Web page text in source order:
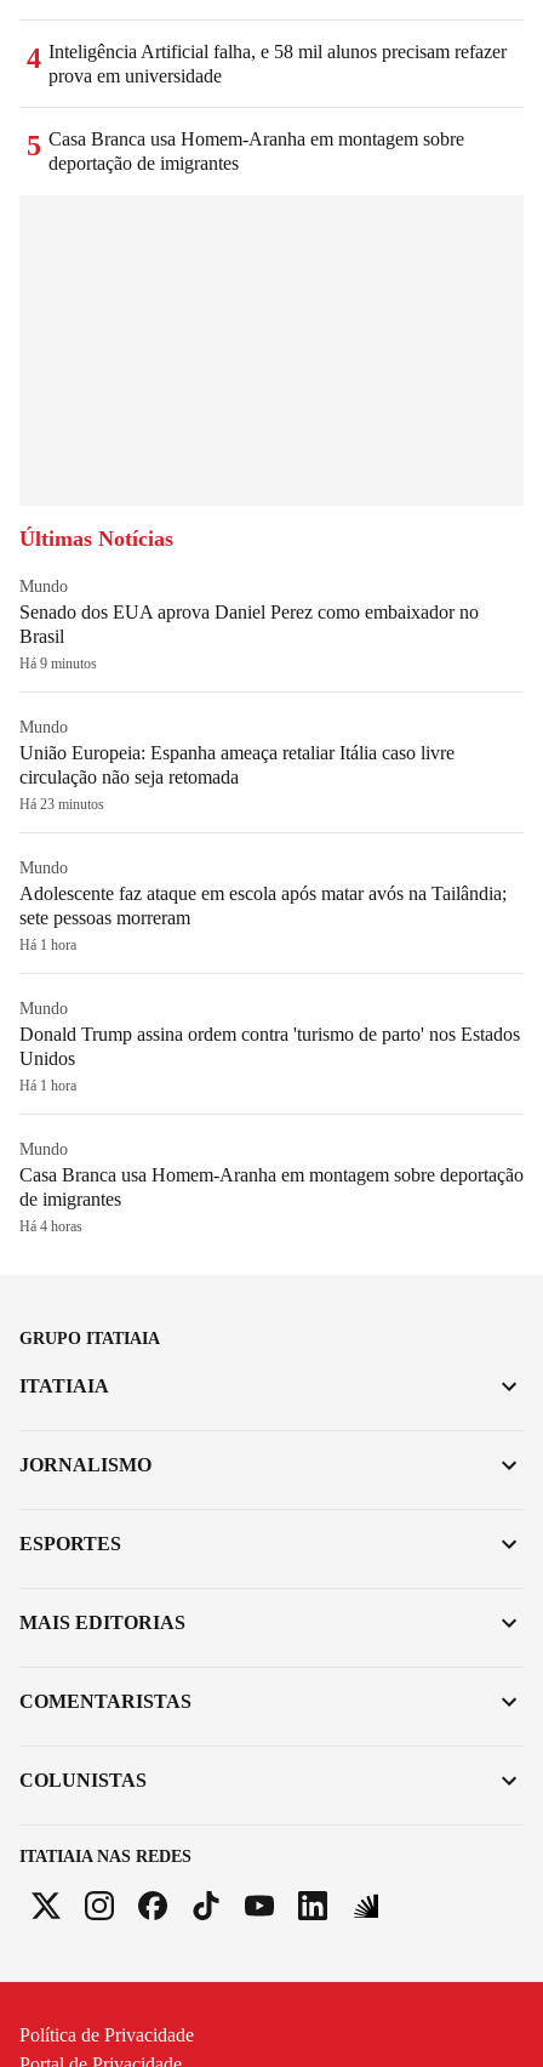
4 Inteligência Artificial falha, e 58 mil alunos precisam refazer
prova em universidade
5 Casa Branca usa Homem-Aranha em montagem sobre
deportação de imigrantes
Últimas Notícias
Mundo
Senado dos EUA aprova Daniel Perez como embaixador no
Brasil
Há 9 minutos
Mundo
União Europeia: Espanha ameaça retaliar Itália caso livre
circulação não seja retomada
Há 23 minutos
Mundo
Adolescente faz ataque em escola após matar avós na Tailândia;
sete pessoas morreram
Há 1 hora
Mundo
Donald Trump assina ordem contra 'turismo de parto' nos Estados
Unidos
Há 1 hora
Mundo
Casa Branca usa Homem-Aranha em montagem sobre deportação
de imigrantes
Há 4 horas
GRUPO ITATIAIA
ITATIAIA NAS REDES
ITATIAIA
JORNALISMO
ESPORTES
MAIS EDITORIAS
COMENTARISTAS
COLUNISTAS
Política de Privacidade